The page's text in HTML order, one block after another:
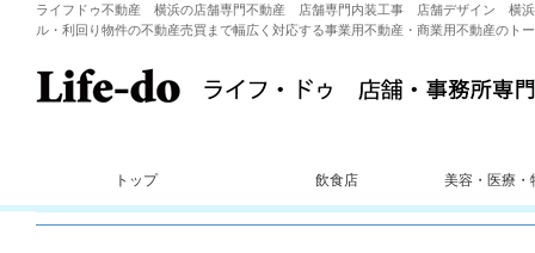
ライフドゥ不動産 横浜の店舗専門不動産 店舗専門内装工事 店舗デザイン 横浜
ル・利回り物件の不動産売買まで幅広く対応する事業用不動産・商業用不動産の
トップ 飲食店 美容・医療・